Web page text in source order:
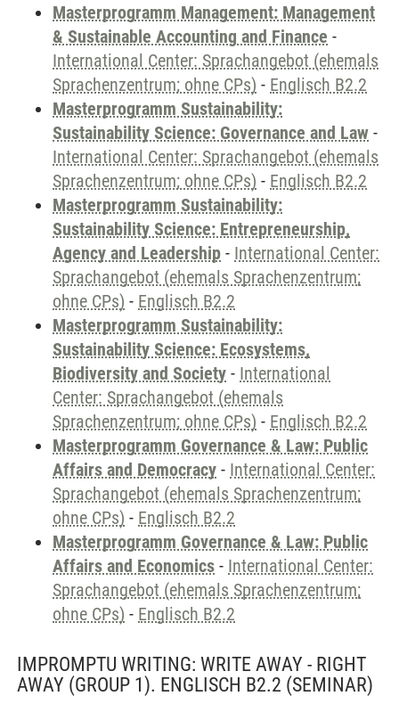
Masterprogramm Management: Management
& Sustainable Accounting and Finance -
International Center: Sprachangebot (ehemals
Sprachenzentrum; ohne CPs) - Englisch B2.2
Masterprogramm Sustainability:
Sustainability Science: Governance and Law -
International Center: Sprachangebot (ehemals
Sprachenzentrum; ohne CPs) - Englisch B2.2
Masterprogramm Sustainability:
Sustainability Science: Entrepreneurship,
Agency and Leadership - International Center:
Sprachangebot (ehemals Sprachenzentrum;
ohne CPs) - Englisch B2.2
Masterprogramm Sustainability:
Sustainability Science: Ecosystems,
Biodiversity and Society - International
Center: Sprachangebot (ehemals
Sprachenzentrum; ohne CPs) - Englisch B2.2
Masterprogramm Governance & Law: Public
Affairs and Democracy - International Center:
Sprachangebot (ehemals Sprachenzentrum;
ohne CPs) - Englisch B2.2
Masterprogramm Governance & Law: Public
Affairs and Economics - International Center:
Sprachangebot (ehemals Sprachenzentrum;
ohne CPs) - Englisch B2.2
IMPROMPTU WRITING: WRITE AWAY - RIGHT
AWAY (GROUP 1). ENGLISCH B2.2 (SEMINAR)